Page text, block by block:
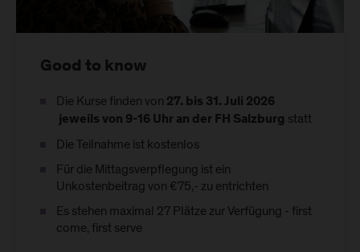
Good to know
Die Kurse finden von 27. bis 31. Juli 2026
jeweils von 9-16 Uhr an der FH Salzburg statt
Die Teilnahme ist kostenlos
Für die Mittagsverpflegung ist ein
Unkostenbeitrag von €75,- zu entrichten
Es stehen maximal 27 Plätze zur Verfügung - first
come, first serve